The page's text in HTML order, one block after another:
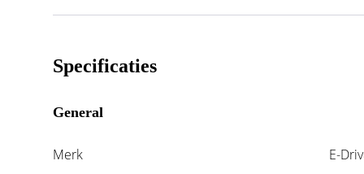
Specificaties
General
Merk E-